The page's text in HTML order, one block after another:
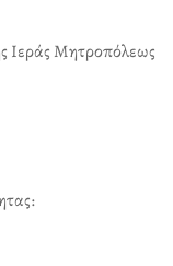
Ιεράς Μητροπόλεως